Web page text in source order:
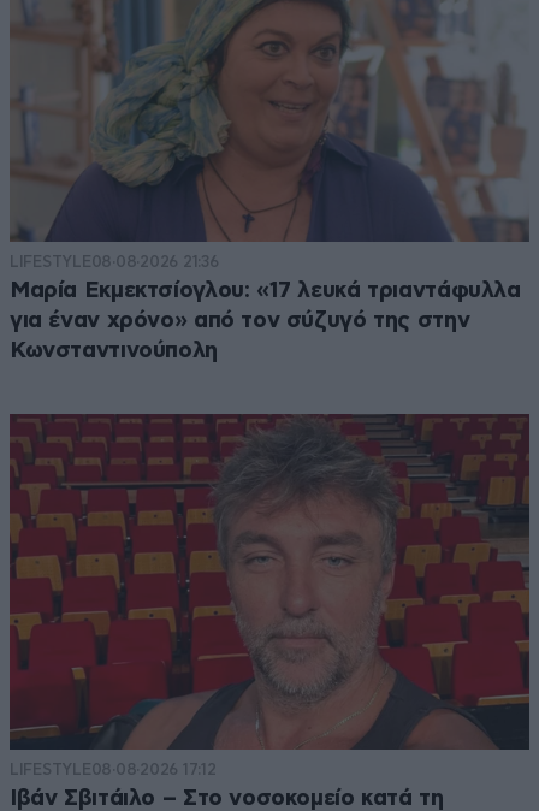
LIFESTYLE08·08·2026 21:36
Μαρία Εκμεκτσίογλου: «17 λευκά τριαντάφυλλα
για έναν χρόνο» από τον σύζυγό της στην
Κωνσταντινούπολη
LIFESTYLE08·08·2026 17:12
Ιβάν Σβιτάιλο – Στο νοσοκομείο κατά τη